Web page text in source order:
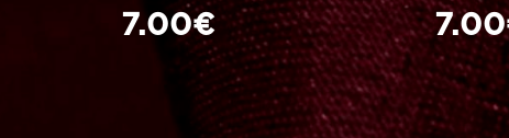
7.00€ 7.00